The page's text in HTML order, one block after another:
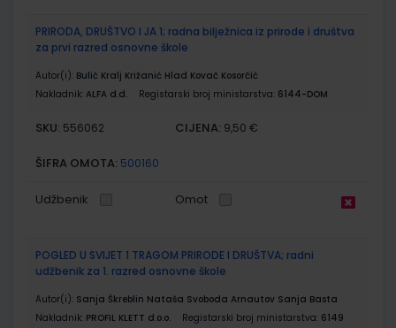
PRIRODA, DRUŠTVO I JA 1; radna bilježnica iz prirode i društva
za prvi razred osnovne škole
Autor(i): Bulić Kralj Križanić Hlad Kovač Kosorčić
Nakladnik: ALFA d.d. Registarski broj ministarstva: 6144-DOM
SKU: 556062 CIJENA: 9,50 €
ŠIFRA OMOTA: 500160
Udžbenik Omot
POGLED U SVIJET 1 TRAGOM PRIRODE I DRUŠTVA; radni
udžbenik za 1. razred osnovne škole
Autor(i): Sanja Škreblin Nataša Svoboda Arnautov Sanja Basta
Nakladnik: PROFIL KLETT d.o.o. Registarski broj ministarstva: 6149